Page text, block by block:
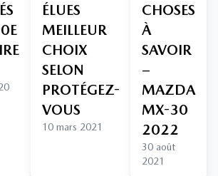
ÉLUES
MEILLEUR
CHOIX
SELON
PROTÉGEZ-
VOUS
10 mars 2021
CHOSES
À
SAVOIR
–
MAZDA
MX-30
2022
30 août
2021